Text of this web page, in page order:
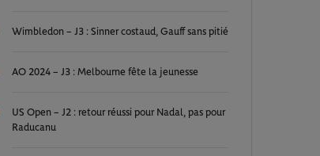
Wimbledon – J3 : Sinner costaud, Gauff sans pitié
AO 2024 – J3 : Melbourne fête la jeunesse
US Open – J2 : retour réussi pour Nadal, pas pour
Raducanu